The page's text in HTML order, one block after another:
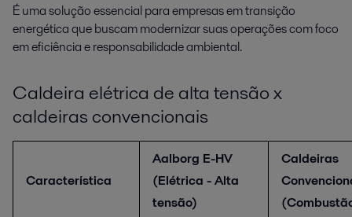
É uma solução essencial para empresas em transição
energética que buscam modernizar suas operações com foco
em eficiência e responsabilidade ambiental.
Caldeira elétrica de alta tensão x
caldeiras convencionais
Característica
Aalborg E-HV
(Elétrica - Alta
tensão)
Caldeiras